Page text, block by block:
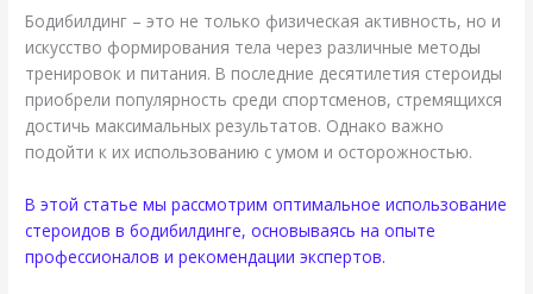
Бодибилдинг – это не только физическая активность, но и
искусство формирования тела через различные методы
тренировок и питания. В последние десятилетия стероиды
приобрели популярность среди спортсменов, стремящихся
достичь максимальных результатов. Однако важно
подойти к их использованию с умом и осторожностью.
В этой статье мы рассмотрим оптимальное использование
стероидов в бодибилдинге, основываясь на опыте
профессионалов и рекомендации экспертов.